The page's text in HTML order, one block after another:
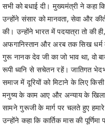
सभी को बधाई दी। मुख्यमंत्री ने कहा
उन्होंने संसार को मानवता, सेवा और
की। उन्होंने भारत में पदयात्रा तो की
अफगानिस्तान और अरब तक सिख धर्म
गुरू नानक देव जी का जो भाव था, वो
रूपी ध्वनि से सचेतन रहें। जातिगत
समाज में दूरियों को मिटाने के लिए
मनुष्य के काम आए और अन्याय के
सामने गुरूजी के मार्ग पर चलते हुए
उन्होंने कहा कि कार्तिक मास की